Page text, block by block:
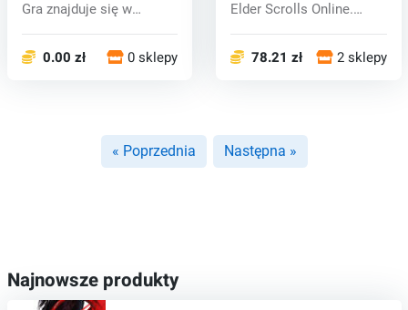
Gra znajduje się w
0.00 zł 0 sklepy
Elder Scrolls Online.
78.21 zł 2 sklepy
« Poprzednia Następna »
Najnowsze produkty